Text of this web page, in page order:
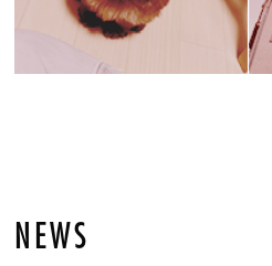
NEWS